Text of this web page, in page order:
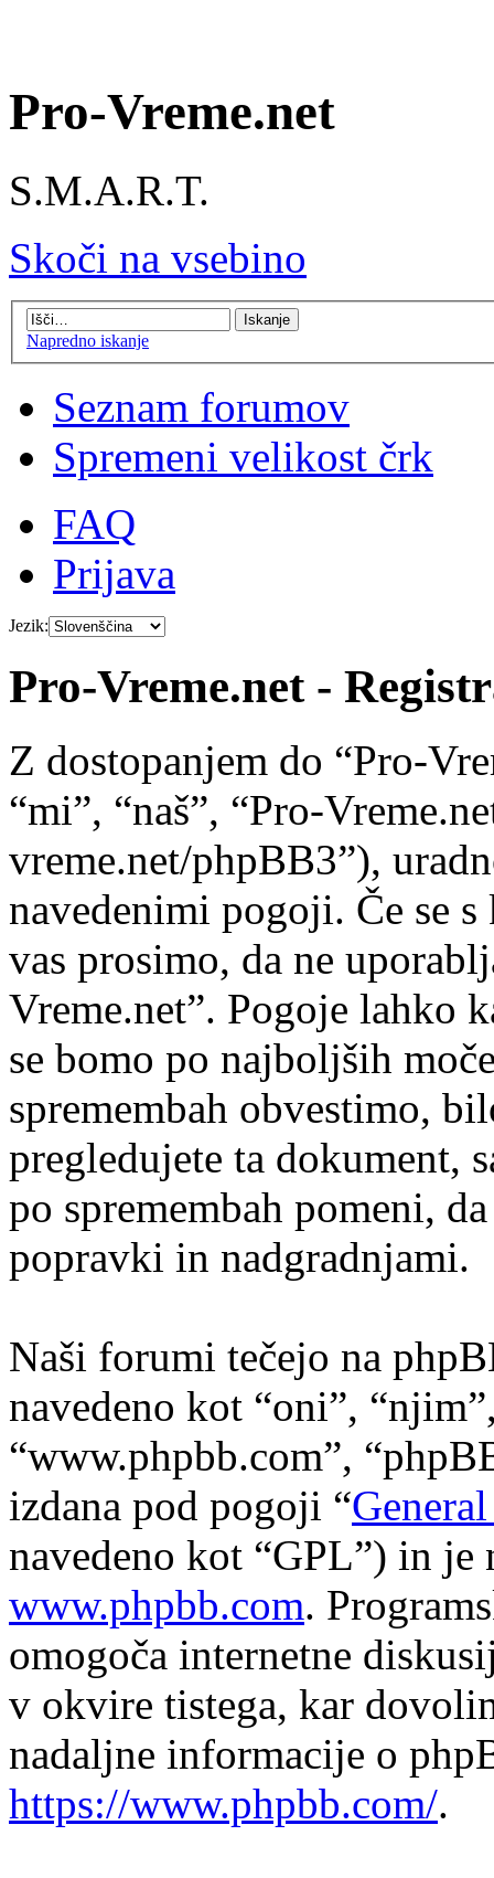
Pro-Vreme.net
S.M.A.R.T.
Skoči na vsebino
Napredno iskanje
Seznam forumov
Spremeni velikost črk
FAQ
Prijava
Jezik:
Pro-Vreme.net -
Z dostopanjem do “Pro-
“mi”, “naš”, “Pro-
vreme.net/phpBB3”),
navedenimi pogoji. Če se
vas prosimo, da ne
Vreme.net”. Pogoje lahko
se bomo po najboljših
spremembah obvestimo,
pregledujete ta dokument,
po spremembah pomeni,
popravki in nadgradnjami.
Naši forumi tečejo na
navedeno kot “oni”,
“www.phpbb.com”,
izdana pod pogoji “
navedeno kot “GPL”) in
www.phpbb.com.
omogoča internetne
v okvire tistega, kar
nadaljne informacije o
https://www.phpbb.com/.